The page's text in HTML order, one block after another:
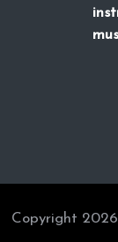
Copyright